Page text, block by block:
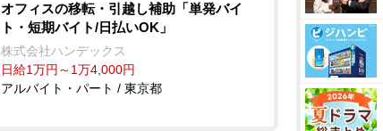
オフィスの移転・引越し補助「単発バイ
ト・短期バイト/日払いOK」
株式会社ハンデックス
日給1万円～1万4,000円
アルバイト・パート / 東京都